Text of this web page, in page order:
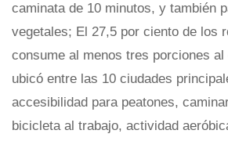
caminata de 10 minutos, y también
vegetales; El 27,5 por ciento de los
consume al menos tres porciones al
ubicó entre las 10 ciudades
accesibilidad para peatones,
bicicleta al trabajo, actividad